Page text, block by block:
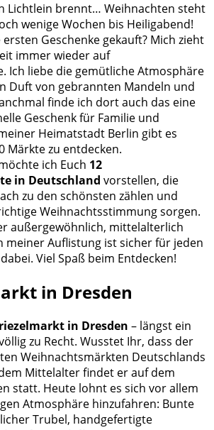
Lichtlein brennt… Weihnachten steht
wenige Wochen bis Heiligabend!
Geschenke gekauft? Mich zieht
immer wieder auf
Ich liebe die gemütliche Atmosphäre
Duft von gebrannten Mandeln und
finde ich dort auch das eine
Geschenk für Familie und
Heimatstadt Berlin gibt es
Märkte zu entdecken.
ich Euch 12
in Deutschland vorstellen, die
zu den schönsten zählen und
Weihnachtsstimmung sorgen.
außergewöhnlich, mittelalterlich
meiner Auflistung ist sicher für jeden
Viel Spaß beim Entdecken!
in Dresden
in Dresden – längst ein
zu Recht. Wusstet Ihr, dass der
Weihnachtsmärkten Deutschlands
Mittelalter findet er auf dem
statt. Heute lohnt es sich vor allem
Atmosphäre hinzufahren: Bunte
Trubel, handgefertigte